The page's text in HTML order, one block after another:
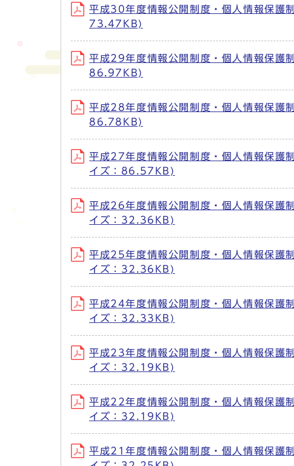
平成30年度情報公開制度・個人情報保
73.47KB)
平成29年度情報公開制度・個人情報保
86.97KB)
平成28年度情報公開制度・個人情報保
86.78KB)
平成27年度情報公開制度・個人情報保
イズ：86.57KB)
平成26年度情報公開制度・個人情報保
イズ：32.36KB)
平成25年度情報公開制度・個人情報保
イズ：32.36KB)
平成24年度情報公開制度・個人情報保
イズ：32.33KB)
平成23年度情報公開制度・個人情報保
イズ：32.19KB)
平成22年度情報公開制度・個人情報保
イズ：32.19KB)
平成21年度情報公開制度・個人情報保